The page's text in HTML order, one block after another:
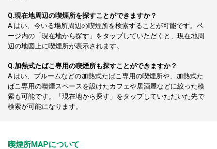
Q.現在地周辺の喫煙所を探すことができますか？
A. はい、今いる場所周辺の喫煙所を検索することが可能です。ペ
ージ内の「現在地から探す」をタップしていただくと、現在地周
辺の地図上に喫煙所が表示されます。
Q.加熱式たばこ専用の喫煙所も探すことができますか？
A. はい、プルームなどの加熱式たばこ専用の喫煙所や、加熱式た
ばこ専用の喫煙スペースを設けたカフェや居酒屋などに絞った検
索も可能です。「現在地から探す」をタップしていただいた先で
検索が可能になります。
喫煙所MAPについて